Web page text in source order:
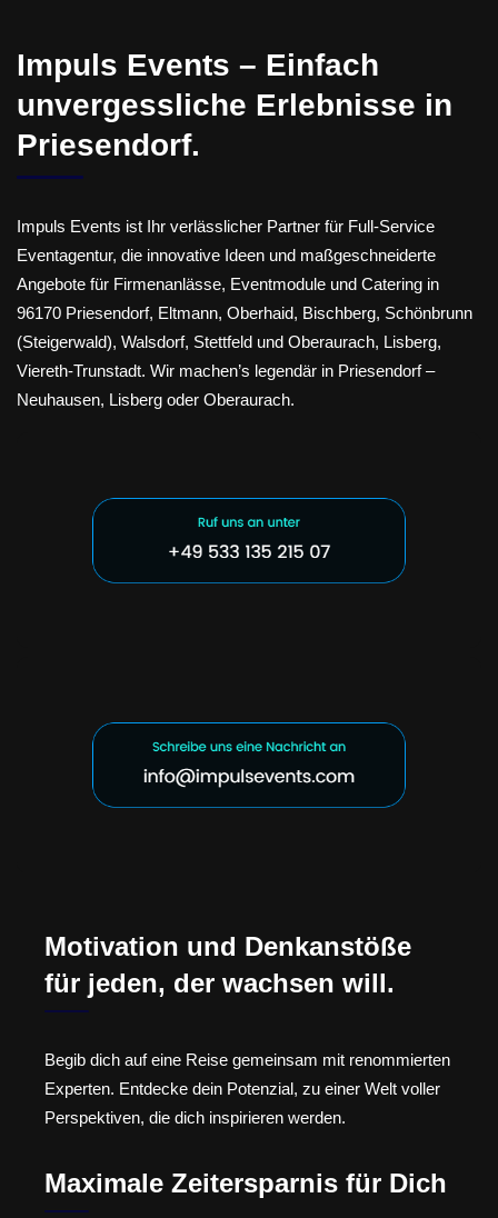
Impuls Events – Einfach
unvergessliche Erlebnisse in
Priesendorf.
Impuls Events ist Ihr verlässlicher Partner für Full-Service
Eventagentur, die innovative Ideen und maßgeschneiderte
Angebote für Firmenanlässe, Eventmodule und Catering in
96170 Priesendorf, Eltmann, Oberhaid, Bischberg, Schönbrunn
(Steigerwald), Walsdorf, Stettfeld und Oberaurach, Lisberg,
Viereth-Trunstadt. Wir machen’s legendär in Priesendorf –
Neuhausen, Lisberg oder Oberaurach.
Motivation und Denkanstöße
für jeden, der wachsen will.
Begib dich auf eine Reise gemeinsam mit renommierten
Experten. Entdecke dein Potenzial, zu einer Welt voller
Perspektiven, die dich inspirieren werden.
Maximale Zeitersparnis für Dich